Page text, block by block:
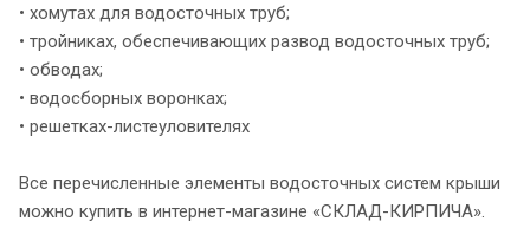
• хомутах для водосточных труб;
• тройниках, обеспечивающих развод водосточных труб;
• обводах;
• водосборных воронках;
• решетках-листеуловителях
Все перечисленные элементы водосточных систем крыши
можно купить в интернет-магазине «СКЛАД-КИРПИЧА».